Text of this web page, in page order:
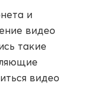
и
видео
такие
видео